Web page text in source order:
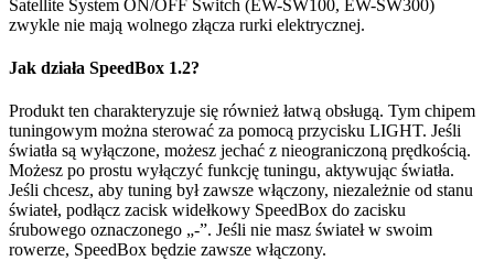
Satellite System ON/OFF Switch (EW-SW100, EW-SW300)
zwykle nie mają wolnego złącza rurki elektrycznej.
Jak działa SpeedBox 1.2?
Produkt ten charakteryzuje się również łatwą obsługą. Tym chipem
tuningowym można sterować za pomocą przycisku LIGHT. Jeśli
światła są wyłączone, możesz jechać z nieograniczoną prędkością.
Możesz po prostu wyłączyć funkcję tuningu, aktywując światła.
Jeśli chcesz, aby tuning był zawsze włączony, niezależnie od stanu
świateł, podłącz zacisk widełkowy SpeedBox do zacisku
śrubowego oznaczonego „-”. Jeśli nie masz świateł w swoim
rowerze, SpeedBox będzie zawsze włączony.